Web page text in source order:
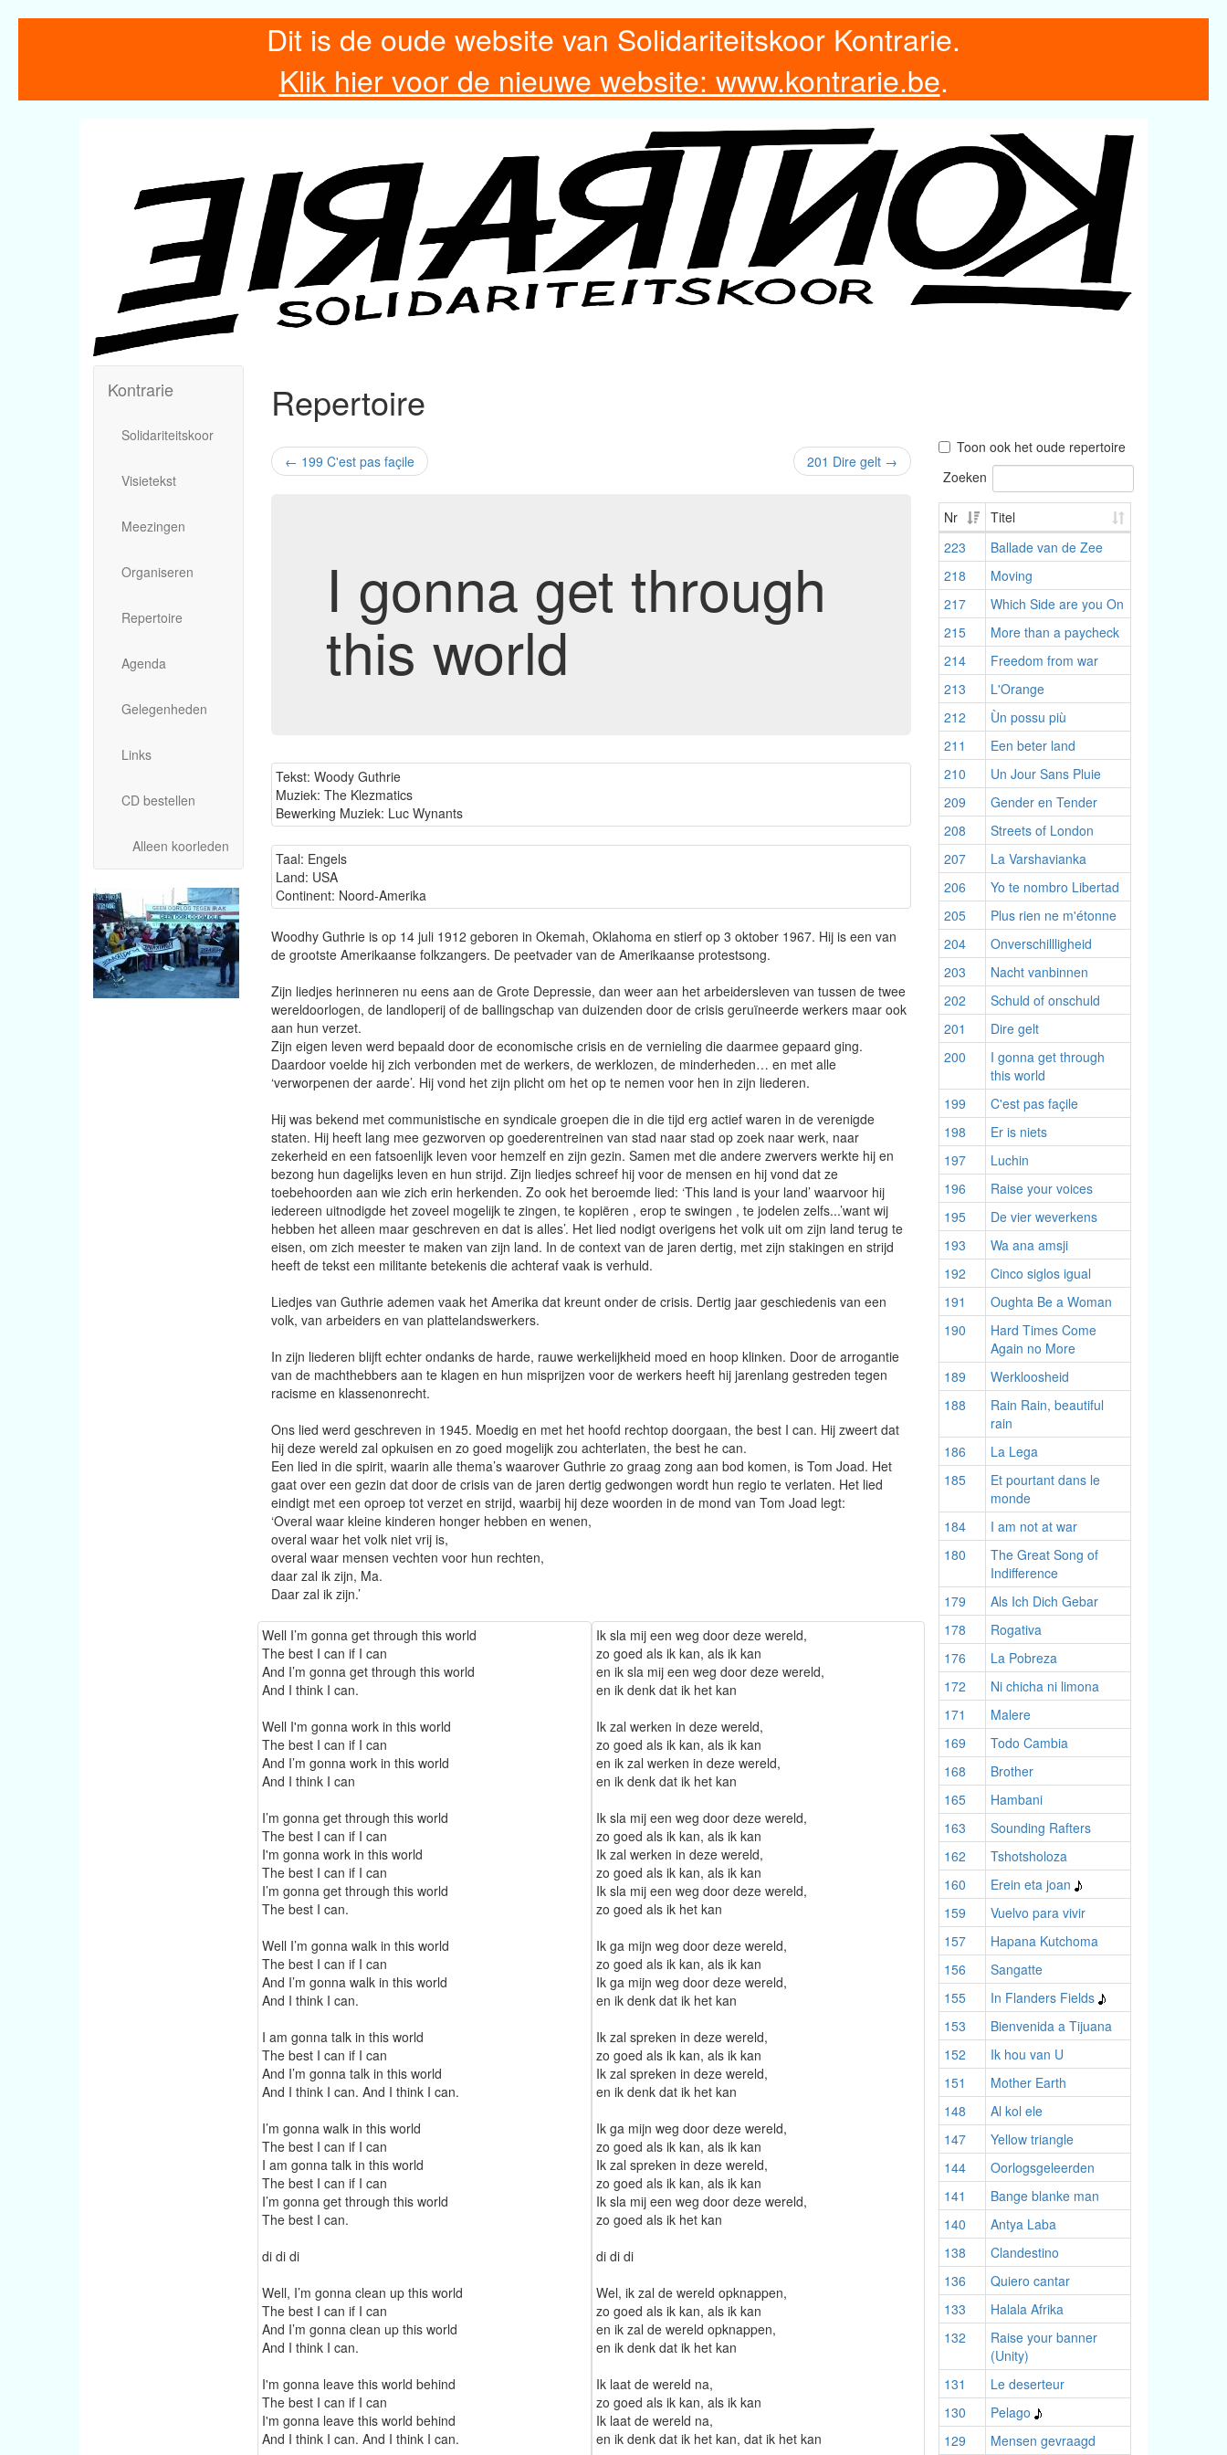
Dit is de oude website van Solidariteitskoor Kontrarie.
Klik hier voor de nieuwe website: www.kontrarie.be.
Kontrarie
Solidariteitskoor
Visietekst
Meezingen
Organiseren
Repertoire
Agenda
Gelegenheden
Links
CD bestellen
Alleen koorleden
Repertoire
← 199 C'est pas façile 201 Dire gelt →
I gonna get through
this world
Tekst: Woody Guthrie
Muziek: The Klezmatics
Bewerking Muziek: Luc Wynants
Taal: Engels
Land: USA
Continent: Noord-Amerika
Woodhy Guthrie is op 14 juli 1912 geboren in Okemah, Oklahoma en stierf op 3 oktober 1967. Hij is een van
de grootste Amerikaanse folkzangers. De peetvader van de Amerikaanse protestsong.
Zijn liedjes herinneren nu eens aan de Grote Depressie, dan weer aan het arbeidersleven van tussen de twee
wereldoorlogen, de landloperij of de ballingschap van duizenden door de crisis geruïneerde werkers maar ook
aan hun verzet.
Zijn eigen leven werd bepaald door de economische crisis en de vernieling die daarmee gepaard ging.
Daardoor voelde hij zich verbonden met de werkers, de werklozen, de minderheden… en met alle
‘verworpenen der aarde’. Hij vond het zijn plicht om het op te nemen voor hen in zijn liederen.
Hij was bekend met communistische en syndicale groepen die in die tijd erg actief waren in de verenigde
staten. Hij heeft lang mee gezworven op goederentreinen van stad naar stad op zoek naar werk, naar
zekerheid en een fatsoenlijk leven voor hemzelf en zijn gezin. Samen met die andere zwervers werkte hij en
bezong hun dagelijks leven en hun strijd. Zijn liedjes schreef hij voor de mensen en hij vond dat ze
toebehoorden aan wie zich erin herkenden. Zo ook het beroemde lied: ‘This land is your land’ waarvoor hij
iedereen uitnodigde het zoveel mogelijk te zingen, te kopiëren , erop te swingen , te jodelen zelfs...’want wij
hebben het alleen maar geschreven en dat is alles’. Het lied nodigt overigens het volk uit om zijn land terug te
eisen, om zich meester te maken van zijn land. In de context van de jaren dertig, met zijn stakingen en strijd
heeft de tekst een militante betekenis die achteraf vaak is verhuld.
Liedjes van Guthrie ademen vaak het Amerika dat kreunt onder de crisis. Dertig jaar geschiedenis van een
volk, van arbeiders en van plattelandswerkers.
In zijn liederen blijft echter ondanks de harde, rauwe werkelijkheid moed en hoop klinken. Door de arrogantie
van de machthebbers aan te klagen en hun misprijzen voor de werkers heeft hij jarenlang gestreden tegen
racisme en klassenonrecht.
Ons lied werd geschreven in 1945. Moedig en met het hoofd rechtop doorgaan, the best I can. Hij zweert dat
hij deze wereld zal opkuisen en zo goed mogelijk zou achterlaten, the best he can.
Een lied in die spirit, waarin alle thema’s waarover Guthrie zo graag zong aan bod komen, is Tom Joad. Het
gaat over een gezin dat door de crisis van de jaren dertig gedwongen wordt hun regio te verlaten. Het lied
eindigt met een oproep tot verzet en strijd, waarbij hij deze woorden in de mond van Tom Joad legt:
‘Overal waar kleine kinderen honger hebben en wenen,
overal waar het volk niet vrij is,
overal waar mensen vechten voor hun rechten,
daar zal ik zijn, Ma.
Daar zal ik zijn.’
Well I’m gonna get through this world
The best I can if I can
And I’m gonna get through this world
And I think I can.
Well I'm gonna work in this world
The best I can if I can
And I’m gonna work in this world
And I think I can
I’m gonna get through this world
The best I can if I can
I'm gonna work in this world
The best I can if I can
I’m gonna get through this world
The best I can.
Well I’m gonna walk in this world
The best I can if I can
And I’m gonna walk in this world
And I think I can.
I am gonna talk in this world
The best I can if I can
And I’m gonna talk in this world
And I think I can. And I think I can.
I’m gonna walk in this world
The best I can if I can
I am gonna talk in this world
The best I can if I can
I’m gonna get through this world
The best I can.
di di di
Well, I’m gonna clean up this world
The best I can if I can
And I’m gonna clean up this world
And I think I can.
I'm gonna leave this world behind
The best I can if I can
I'm gonna leave this world behind
And I think I can. And I think I can.
Ik sla mij een weg door deze wereld,
zo goed als ik kan, als ik kan
en ik sla mij een weg door deze wereld,
en ik denk dat ik het kan
Ik zal werken in deze wereld,
zo goed als ik kan, als ik kan
en ik zal werken in deze wereld,
en ik denk dat ik het kan
Ik sla mij een weg door deze wereld,
zo goed als ik kan, als ik kan
Ik zal werken in deze wereld,
zo goed als ik kan, als ik kan
Ik sla mij een weg door deze wereld,
zo goed als ik het kan
Ik ga mijn weg door deze wereld,
zo goed als ik kan, als ik kan
Ik ga mijn weg door deze wereld,
en ik denk dat ik het kan
Ik zal spreken in deze wereld,
zo goed als ik kan, als ik kan
Ik zal spreken in deze wereld,
en ik denk dat ik het kan
Ik ga mijn weg door deze wereld,
zo goed als ik kan, als ik kan
Ik zal spreken in deze wereld,
zo goed als ik kan, als ik kan
Ik sla mij een weg door deze wereld,
zo goed als ik het kan
di di di
Wel, ik zal de wereld opknappen,
zo goed als ik kan, als ik kan
en ik zal de wereld opknappen,
en ik denk dat ik het kan
Ik laat de wereld na,
zo goed als ik kan, als ik kan
Ik laat de wereld na,
en ik denk dat ik het kan, dat ik het kan
Toon ook het oude repertoire
Zoeken
Nr
Titel
223
Ballade van de Zee
218
Moving
217
Which Side are you On
215
More than a paycheck
214
Freedom from war
213
L'Orange
212
Ùn possu più
211
Een beter land
210
Un Jour Sans Pluie
209
Gender en Tender
208
Streets of London
207
La Varshavianka
206
Yo te nombro Libertad
205
Plus rien ne m'étonne
204
Onverschillligheid
203
Nacht vanbinnen
202
Schuld of onschuld
201
Dire gelt
200
I gonna get through
this world
199
C'est pas façile
198
Er is niets
197
Luchin
196
Raise your voices
195
De vier weverkens
193
Wa ana amsji
192
Cinco siglos igual
191
Oughta Be a Woman
190
Hard Times Come
Again no More
189
Werkloosheid
188
Rain Rain, beautiful
rain
186
La Lega
185
Et pourtant dans le
monde
184
I am not at war
180
The Great Song of
Indifference
179
Als Ich Dich Gebar
178
Rogativa
176
La Pobreza
172
Ni chicha ni limona
171
Malere
169
Todo Cambia
168
Brother
165
Hambani
163
Sounding Rafters
162
Tshotsholoza
160
Erein eta joan
159
Vuelvo para vivir
157
Hapana Kutchoma
156
Sangatte
155
In Flanders Fields
153
Bienvenida a Tijuana
152
Ik hou van U
151
Mother Earth
148
Al kol ele
147
Yellow triangle
144
Oorlogsgeleerden
141
Bange blanke man
140
Antya Laba
138
Clandestino
136
Quiero cantar
133
Halala Afrika
132
Raise your banner
(Unity)
131
Le deserteur
130
Pelago
129
Mensen gevraagd